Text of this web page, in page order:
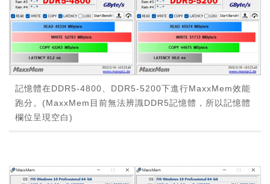
記憶體在DDR5-4800、DDR5-5200下進行MaxxMem效能
跑分。(MaxxMem目前無法辨識DDR5記憶體，所以記憶體
欄位呈現空白)